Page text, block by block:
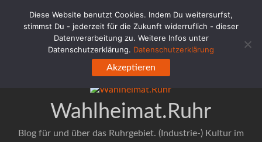
springen
Wahlheimat.Ruhr
Blog für und über das Ruhrgebiet. (Industrie-) Kultur im
Diese Website benutzt Cookies. Indem Du weitersurfst,
stimmst Du - jederzeit für die Zukunft widerruflich - dieser
Datenverarbeitung zu. Weitere Infos unter
Datenschutzerklärung. Datenschutzerklärung
Akzeptieren